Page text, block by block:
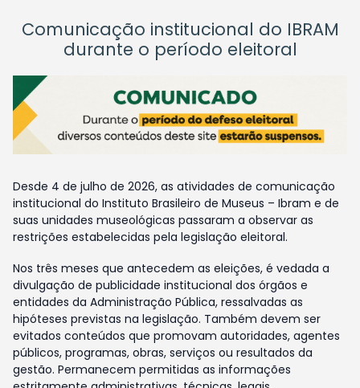
Comunicação institucional do IBRAM
durante o período eleitoral
Desde 4 de julho de 2026, as atividades de comunicação
institucional do Instituto Brasileiro de Museus – Ibram e de
suas unidades museológicas passaram a observar as
restrições estabelecidas pela legislação eleitoral.
Nos três meses que antecedem as eleições, é vedada a
divulgação de publicidade institucional dos órgãos e
entidades da Administração Pública, ressalvadas as
hipóteses previstas na legislação. Também devem ser
evitados conteúdos que promovam autoridades, agentes
públicos, programas, obras, serviços ou resultados da
gestão. Permanecem permitidas as informações